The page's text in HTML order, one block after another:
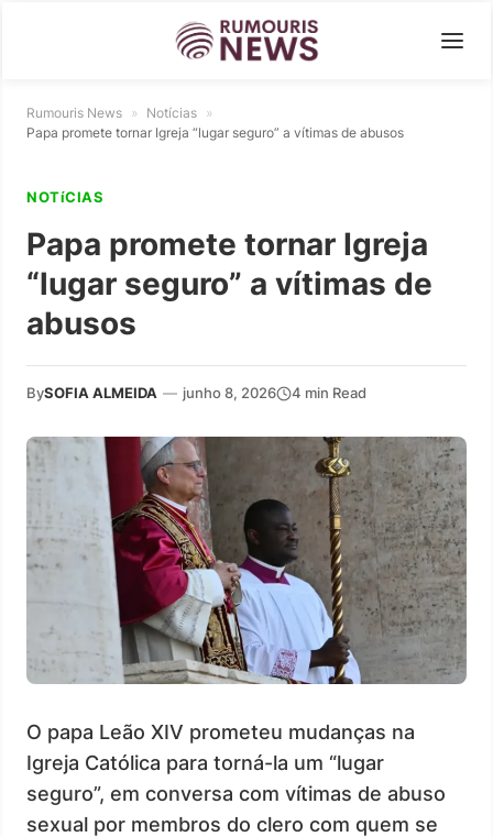
Rumouris News » Notícias »
Papa promete tornar Igreja “lugar seguro” a vítimas de abusos
NOTíCIAS
Papa promete tornar Igreja
“lugar seguro” a vítimas de
abusos
BySOFIA ALMEIDA — junho 8, 2026 4 min Read
O papa Leão XIV prometeu mudanças na
Igreja Católica para torná-la um “lugar
seguro”, em conversa com vítimas de abuso
sexual por membros do clero com quem se